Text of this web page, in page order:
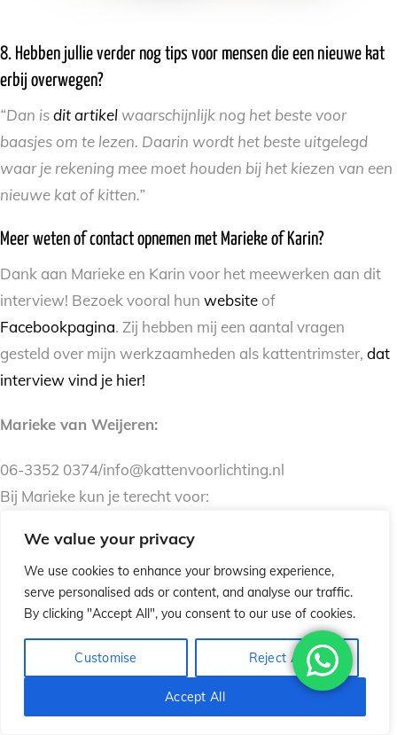
We value your privacy
We use cookies to enhance your browsing experience,
serve personalised ads or content, and analyse our traffic.
By clicking "Accept All", you consent to our use of cookies.
Customise Reject All
Accept All
8. Hebben jullie verder nog tips voor mensen die een nieuwe kat
erbij overwegen?
“Dan isdit artikel waarschijnlijk nog het beste voor
baasjes om te lezen. Daarin wordt het beste uitgelegd
waar je rekening mee moet houden bij het kiezen van een
nieuwe kat of kitten.”
Meer weten of contact opnemen met Marieke of Karin?
Dank aan Marieke en Karin voor het meewerken aan dit
interview! Bezoek vooral hun website of
Facebookpagina. Zij hebben mij een aantal vragen
gesteld over mijn werkzaamheden als kattentrimster, dat
interview vind je hier!
Marieke van Weijeren:
06-3352 0374/info@kattenvoorlichting.nl
Bij Marieke kun je terecht voor:
Voorlichting
Herplaatsing van katten
Kortdurende opvang in huiselijke omgeving in Cuijk
06-5273 2828/info@kattenvoorlichting.nl
Bij Karin kun je terecht voor: